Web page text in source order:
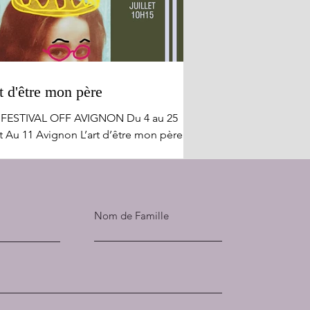
d'être mon père
OFF AVIGNON Du 4 au 25
Au 11 Avignon L’art d’être mon père
tout autant qu'elle amusera. Julie
Nom de Famille